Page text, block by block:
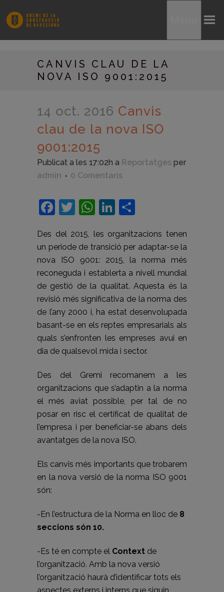
CANVIS CLAU DE LA
NOVA ISO 9001:2015
14 oct. 2016 Canvis
clau de la nova ISO
9001:2015
Publicat a les 17:02h a Reportatges per
admin
0 Comentaris
Facebook
Twitter
WhatsApp
LinkedIn
Des del 2015, les organitzacions tenen
un periode de transició per adaptar-se la
nova ISO 9001: 2015, la norma més
reconeguda i establerta a nivell mundial
de gestió de la qualitat. Aquesta és la
revisió més significativa de la norma des
de l’any 2000 i, ha estat desenvolupada
basant-se en els reptes empresarials als
quals s’enfronten les empreses avui en
dia de qualsevol mida i sector.
Des del Gremi recomanem a les
organitzacions que s’adaptin a la norma
el més aviat possible, per tal de no
posar en risc el certificat de qualitat de
l’empresa i per beneficiar-se abans dels
avantatges de la nova ISO.
Els canvis més importants que trobarem
en la nova versió de la norma ISO 9001
són:
-En l’estructura de la Norma en lloc de 8
seccions són 10.
-Es té en compte el Context de
l’organització. Amb la nova versió
l’organització haurà d’identificar tots els